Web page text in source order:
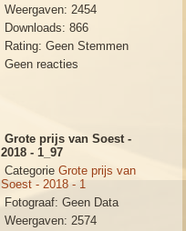
Weergaven: 2454
Downloads: 866
Rating: Geen Stemmen
Geen reacties
Grote prijs van Soest -
2018 - 1_97
Categorie Grote prijs van
Soest - 2018 - 1
Fotograaf: Geen Data
Weergaven: 2574